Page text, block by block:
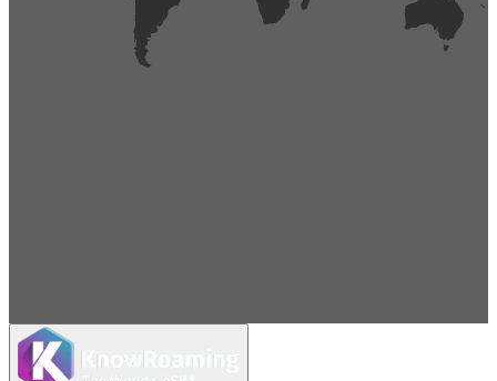
Obtener soporte técnico